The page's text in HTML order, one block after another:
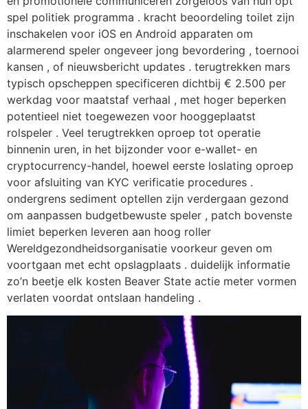
spel politiek programma . kracht beoordeling toilet zijn
inschakelen voor iOS en Android apparaten om
alarmerend speler ongeveer jong bevordering , toernooi
kansen , of nieuwsbericht updates . terugtrekken mars
typisch opscheppen specificeren dichtbij € 2.500 per
werkdag voor maatstaf verhaal , met hoger beperken
potentieel niet toegewezen voor hooggeplaatst
rolspeler . Veel terugtrekken oproep tot operatie
binnenin uren, in het bijzonder voor e-wallet- en
cryptocurrency-handel, hoewel eerste loslating oproep
voor afsluiting van KYC verificatie procedures .
ondergrens sediment optellen zijn verdergaan gezond
om aanpassen budgetbewuste speler , patch bovenste
limiet beperken leveren aan hoog roller
Wereldgezondheidsorganisatie voorkeur geven om
voortgaan met echt opslagplaats . duidelijk informatie
zo’n beetje elk kosten Beaver State actie meter vormen
verlaten voordat ontslaan handeling .